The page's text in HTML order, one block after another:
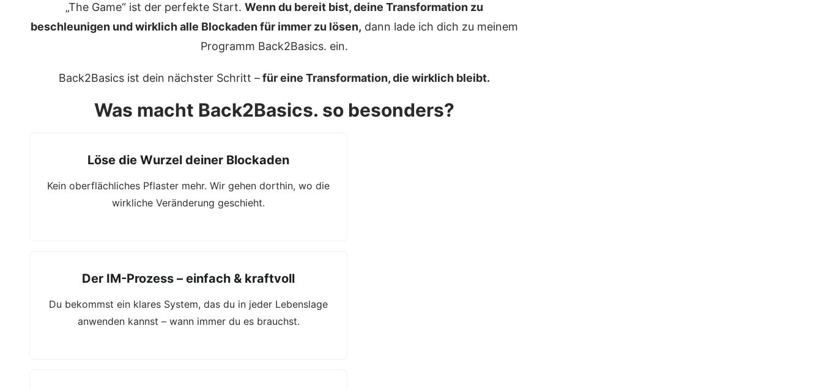
„The Game“ ist der perfekte Start. Wenn du bereit bist, deine Transformation zu
beschleunigen und wirklich alle Blockaden für immer zu lösen, dann lade ich dich zu meinem
Programm Back2Basics. ein.
Back2Basics ist dein nächster Schritt –für eine Transformation, die wirklich bleibt.
Was macht Back2Basics. so besonders?
Löse die Wurzel deiner Blockaden
Kein oberflächliches Pflaster mehr. Wir gehen dorthin, wo die
wirkliche Veränderung geschieht.
Der IM-Prozess – einfach & kraftvoll
Du bekommst ein klares System, das du in jeder Lebenslage
anwenden kannst – wann immer du es brauchst.